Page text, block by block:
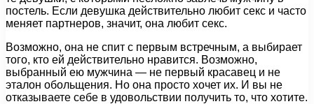
постель. Если девушка действительно любит секс и часто
меняет партнеров, значит, она любит секс.
Возможно, она не спит с первым встречным, а выбирает
того, кто ей действительно нравится. Возможно,
выбранный ею мужчина — не первый красавец и не
эталон обольщения. Но она просто хочет их. И вы не
отказываете себе в удовольствии получить то, что хотите.